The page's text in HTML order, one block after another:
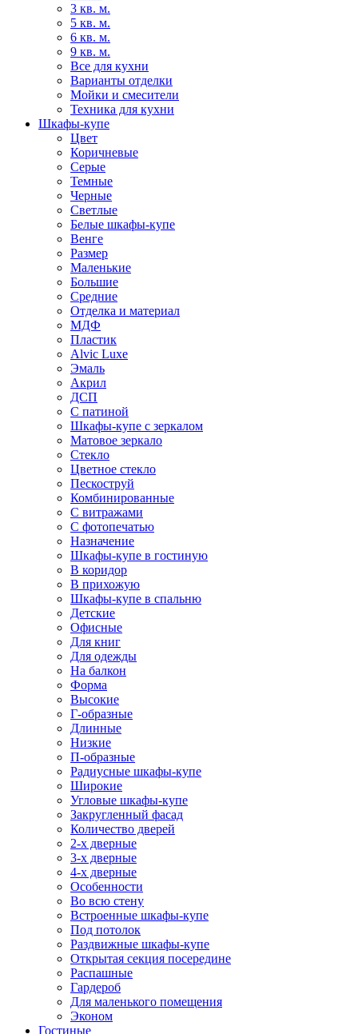
3 кв. м.
5 кв. м.
6 кв. м.
9 кв. м.
Все для кухни
Варианты отделки
Мойки и смесители
Техника для кухни
Шкафы-купе
Цвет
Коричневые
Серые
Темные
Черные
Светлые
Белые шкафы-купе
Венге
Размер
Маленькие
Большие
Средние
Отделка и материал
МДФ
Пластик
Alvic Luxe
Эмаль
Акрил
ДСП
С патиной
Шкафы-купе с зеркалом
Матовое зеркало
Стекло
Цветное стекло
Пескоструй
Комбинированные
С витражами
С фотопечатью
Назначение
Шкафы-купе в гостиную
В коридор
В прихожую
Шкафы-купе в спальню
Детские
Офисные
Для книг
Для одежды
На балкон
Форма
Высокие
Г-образные
Длинные
Низкие
П-образные
Радиусные шкафы-купе
Широкие
Угловые шкафы-купе
Закругленный фасад
Количество дверей
2-х дверные
3-х дверные
4-х дверные
Особенности
Во всю стену
Встроенные шкафы-купе
Под потолок
Раздвижные шкафы-купе
Открытая секция посередине
Распашные
Гардероб
Для маленького помещения
Эконом
Гостиные